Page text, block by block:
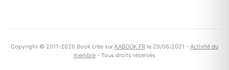
Copyright © 2011-2026 Book crée sur KABOOK.FR le 29/06/2021 - Activité du
membre - Tous droits réservés